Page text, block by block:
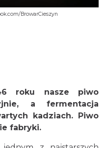
BrowarCieszyn
roku nasze piwo
a fermentacja
kadziach. Piwo
fabryki.